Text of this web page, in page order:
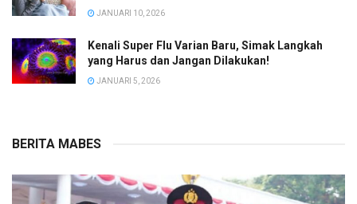
JANUARI 10, 2026
Kenali Super Flu Varian Baru, Simak Langkah
yang Harus dan Jangan Dilakukan!
JANUARI 5, 2026
BERITA MABES